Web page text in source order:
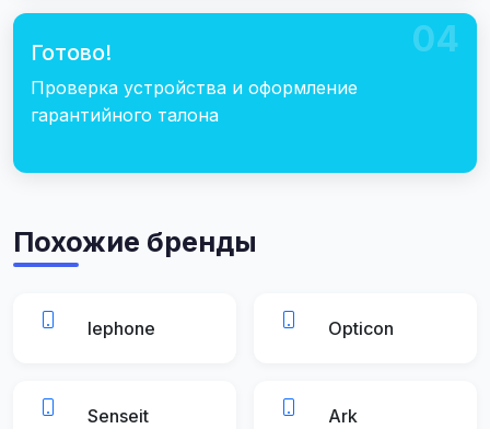
04
Готово!
Проверка устройства и оформление
гарантийного талона
Похожие бренды
lephone Opticon
Senseit Ark